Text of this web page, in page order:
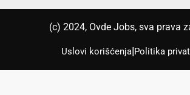
(с) 2024, Ovde Jobs, sva prava
Uslovi korišćenja|Politika